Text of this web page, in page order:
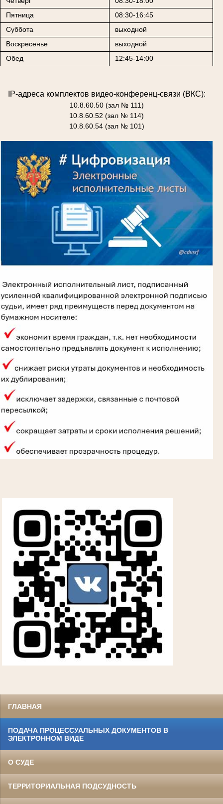
Пятница
08:30-16:45
Суббота
выходной
Воскресенье
выходной
Обед
12:45-14:00
IP-адреса комплектов видео-конференц-связи (ВКС):
10.8.60.50 (зал № 111)
10.8.60.52 (зал № 114)
10.8.60.54 (зал № 101)
ГЛАВНАЯ
ПОДАЧА ПРОЦЕССУАЛЬНЫХ ДОКУМЕНТОВ В
ЭЛЕКТРОННОМ ВИДЕ
О СУДЕ
ТЕРРИТОРИАЛЬНАЯ ПОДСУДНОСТЬ